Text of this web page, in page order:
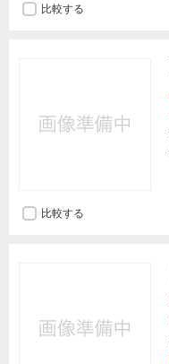
比較する
比較する